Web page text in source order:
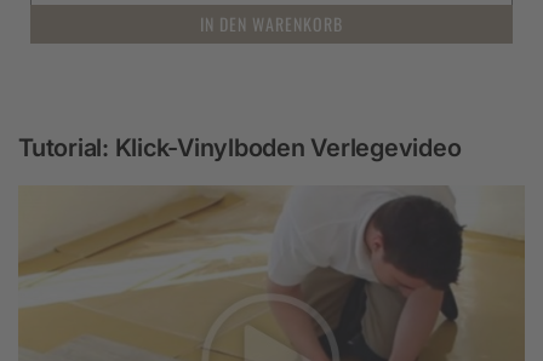
IN DEN WARENKORB
Tutorial: Klick-Vinylboden Verlegevideo